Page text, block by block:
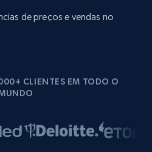
de preços e vendas no
CLIENTES EM TODO O